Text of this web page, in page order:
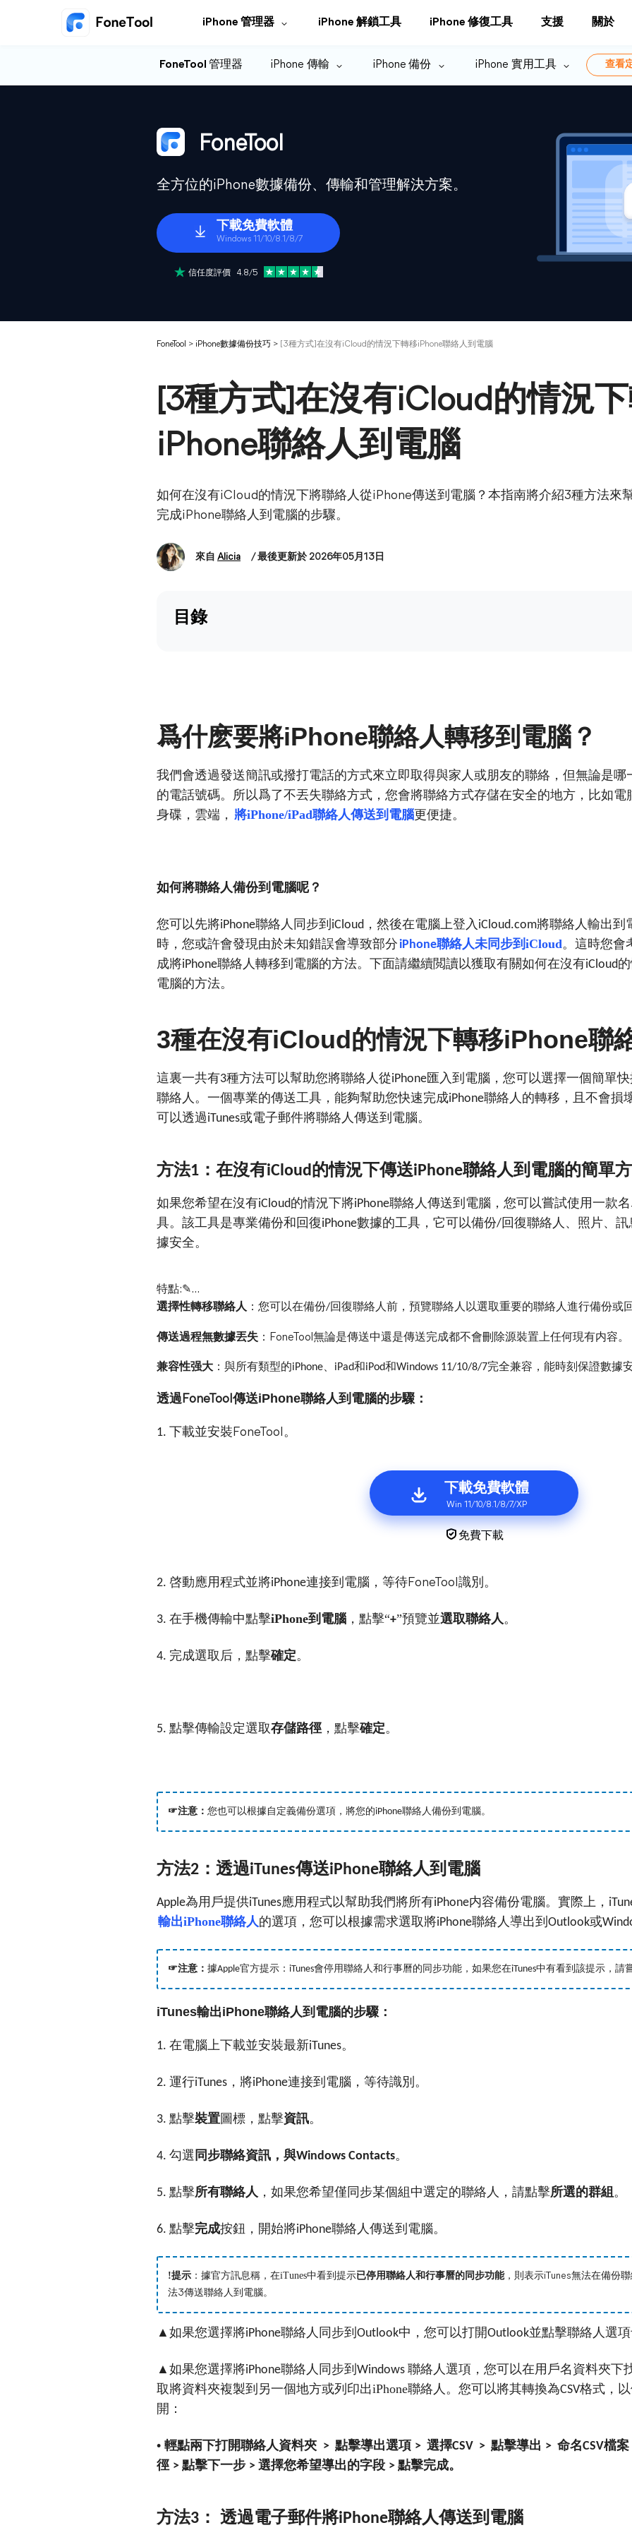
iPhone 管理器 iPhone 解鎖工具 iPhone 修復工具 支援 關於
FoneTool 管理器 iPhone 傳輸 iPhone 備份 iPhone 實用工具 查看
FoneTool
全方位的iPhone數據備份、傳輸和管理解決方案。
下載免費軟體
Windows 11/10/8.1/8/7
信任度評價 4.8/5
FoneTool > iPhone數據備份技巧 > [3種方式]在沒有iCloud的情況下轉移iPhone聯絡人到電腦
[3種方式]在沒有iCloud的情況
iPhone聯絡人到電腦
如何在沒有iCloud的情況下將聯絡人從iPhone傳送到電腦？本指南將介紹3種方法來
完成iPhone聯絡人到電腦的步驟。
來自 Alicia / 最後更新於 2026年05月13日
目錄
爲什麽要將iPhone聯絡人轉移到電腦？
我們會透過發送簡訊或撥打電話的方式來立即取得與家人或朋友的聯絡，但無論是哪
的電話號碼。所以爲了不丟失聯絡方式，您會將聯絡方式存儲在安全的地方，比如
身碟，雲端， 將iPhone/iPad聯絡人傳送到電腦更便捷。
如何將聯絡人備份到電腦呢？
您可以先將iPhone聯絡人同步到 iCloud ，然後在電腦上登入 iCloud.com將聯絡人輸出到
時，您或許會發現由於未知錯誤會導致部分iPhone聯絡人未同步到iCloud。 這時您會
成將iPhone聯絡人轉移到電腦的方法。下面請繼續閲讀以獲取有關如何在沒有iCloud
電腦的方法。
3種在沒有iCloud的情況下轉移iPhone聯
這裏一共有3種方法可以幫助您將聯絡人從iPhone匯入到電腦，您可以選擇一個簡單
聯絡人。一個專業的傳送工具，能夠幫助您快速完成iPhone聯絡人的轉移，且不會損
可以透過iTunes或電子郵件將聯絡人傳送到電腦。
方法1 ：在沒有iCloud的情況下傳送iPhone聯絡人到電腦的簡單
如果您希望在沒有iCloud的情況下將iPhone聯絡人傳送到電腦，您可以嘗試使用一款
具。該工具是專業備份和回復iPhone數據的工具，它可以備份/回復聯絡人、照片、
據安全。
特點:✎...
選擇性轉移聯絡人 ：您可以在備份/回復聯絡人前，預覽聯絡人以選取重要的聯絡人進行備份或回
傳送過程無數據丟失 ： FoneTool 無論是傳送中還是傳送完成都不會刪除源裝置上任何現有内容。
兼容性强大 ：與所有類型的iPhone iPad和iPod和Windows 11/10/8/7完全兼容，能時刻保證數據安
透過FoneTool傳送iPhone聯絡人到電腦的步驟：
1. 下載並安裝FoneTool。
下載免費軟體
Win 11/10/8.1/8/7/XP
免費下載
2. 啓動應用程式並將iPhone連接到電腦，等待FoneTool識別。
3. 在手機傳輸中點擊iPhone到電腦 ，點擊“+”預覽並選取聯絡人。
4. 完成選取后，點擊確定。
5. 點擊傳輸設定選取存儲路徑 ，點擊確定。
☞注意： 您也可以根據自定義備份選項，將您的iPhone聯絡人備份到電腦。
方法2 ：透過iTunes傳送iPhone聯絡人到電腦
Apple為用戶提供iTunes應用程式以幫助我們將所有iPhone内容備份電腦。實際上，
輸出iPhone聯絡人的選項，您可以根據需求選取將iPhone聯絡人導出到 Outlook或
☞注意： 據Apple官方提示： iTunes會停用聯絡人和行事曆的同步功能，如果您在iTunes中有看到該提示，請
iTunes輸出iPhone聯絡人到電腦的步驟：
1. 在電腦上下載並安裝最新iTunes。
2. 運行iTunes ，將iPhone連接到電腦，等待識別。
3. 點擊裝置圖標，點擊資訊。
4. 勾選 同步聯絡資訊，與Windows Contacts。
5. 點擊所有聯絡人 ，如果您希望僅同步某個組中選定的聯絡人，請點擊所選的群組 。
6. 點擊完成按鈕，開始將iPhone聯絡人傳送到電腦。
!提示 ：據官方訊息稱，在iTunes中看到提示已停用聯絡人和行事曆的同步功能，則表示iTunes無法在備份
法3傳送聯絡人到電腦。
▲如果您選擇將iPhone聯絡人同步到 Outlook中，您可以打開Outlook並點擊聯絡人選
▲如果您選擇將iPhone聯絡人同步到 Windows 聯絡人選項，您可以在用戶名資料夾下
取將資料夾複製到另一個地方或列印出iPhone聯絡人。您可以將其轉換為CSV格式，
開：
• 輕點兩下打開聯絡人資料夾 > 點擊導出選項 > 選擇CSV > 點擊導出 > 命名CSV檔案
徑 > 點擊下一步 > 選擇您希望導出的字段 > 點擊完成。
方法3 ： 透過電子郵件將iPhone聯絡人傳送到電腦